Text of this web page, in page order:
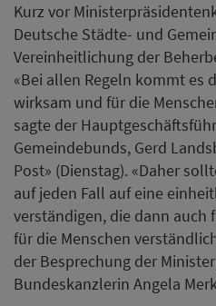
Kurz vor
Deutsche Städte- und
Vereinheitlichung der
«Bei allen Regeln kommt es
wirksam und für die
sagte der
Gemeindebunds, Gerd
Post» (Dienstag). «Daher
auf jeden Fall auf eine
verständigen, die dann auch
für die Menschen
der Besprechung der
Bundeskanzlerin Angela